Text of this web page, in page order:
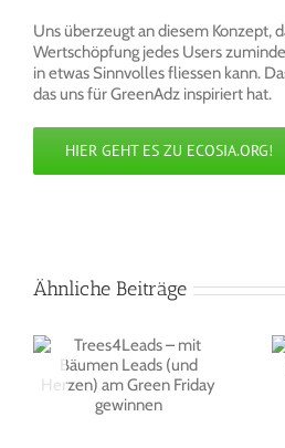
Uns überzeugt an diesem Konzept,
Wertschöpfung jedes Users
in etwas Sinnvolles fliessen kann.
das uns für GreenAdz inspiriert hat.
HIER GEHT ES ZU ECOSIA.ORG!
Ähnliche Beiträge
Bäume pflanzen für
1,-€ netto:
GreenAdz-Wald